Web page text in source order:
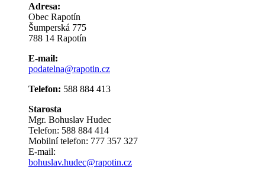
Adresa:
Obec Rapotín
Šumperská 775
788 14 Rapotín
E-mail:
podatelna@rapotin.cz
Telefon: 588 884 413
Starosta
Mgr. Bohuslav Hudec
Telefon: 588 884 414
Mobilní telefon: 777 357 327
E-mail:
bohuslav.hudec@rapotin.cz